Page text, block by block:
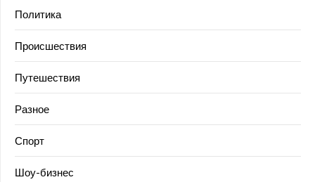
Политика
Происшествия
Путешествия
Разное
Спорт
Шоу-бизнес